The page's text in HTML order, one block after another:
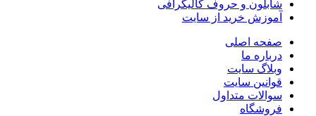
شابلون و حروف کالیگرافی
آموزش خرید از سایت
صفحه اصلی
درباره ما
وبلاگ سایت
قوانین سایت
سوالات متداول
فروشگاه